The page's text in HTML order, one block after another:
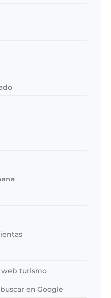
turismo
en Google